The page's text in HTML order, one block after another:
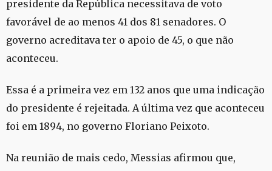
presidente da República necessitava de voto
favorável de ao menos 41 dos 81 senadores. O
governo acreditava ter o apoio de 45, o que não
aconteceu.
Essa é a primeira vez em 132 anos que uma indicação
do presidente é rejeitada. A última vez que aconteceu
foi em 1894, no governo Floriano Peixoto.
Na reunião de mais cedo, Messias afirmou que,